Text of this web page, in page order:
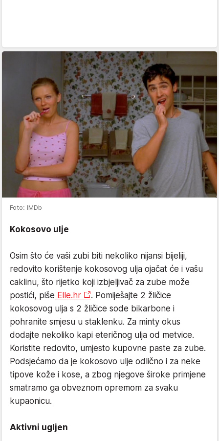
Foto: IMDb
Kokosovo ulje
Osim što će vaši zubi biti nekoliko nijansi bijeliji,
redovito korištenje kokosovog ulja ojačat će i vašu
caklinu, što rijetko koji izbjeljivač za zube može
postići, piše Elle.hr
. Pomiješajte 2 žličice
kokosovog ulja s 2 žličice sode bikarbone i
pohranite smjesu u staklenku. Za minty okus
dodajte nekoliko kapi eteričnog ulja od metvice.
Koristite redovito, umjesto kupovne paste za zube.
Podsjećamo da je kokosovo ulje odlično i za neke
tipove kože i kose, a zbog njegove široke primjene
smatramo ga obveznom opremom za svaku
kupaonicu.
Aktivni ugljen